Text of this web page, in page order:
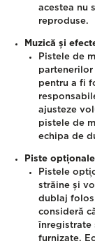
acestea nu
reproduse.
Muzică și
Pistele de
pentru a fi
ajusteze
pistele de
echipa de
Piste opționale
Pistele
străine și
dublaj
consideră
înregistrate
furnizate.